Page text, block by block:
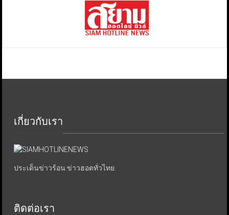
เกี่ยวกับเรา
ประเด็นข่าวร้อน ข่าวฮอตทั่วไทย.
ติดต่อเรา